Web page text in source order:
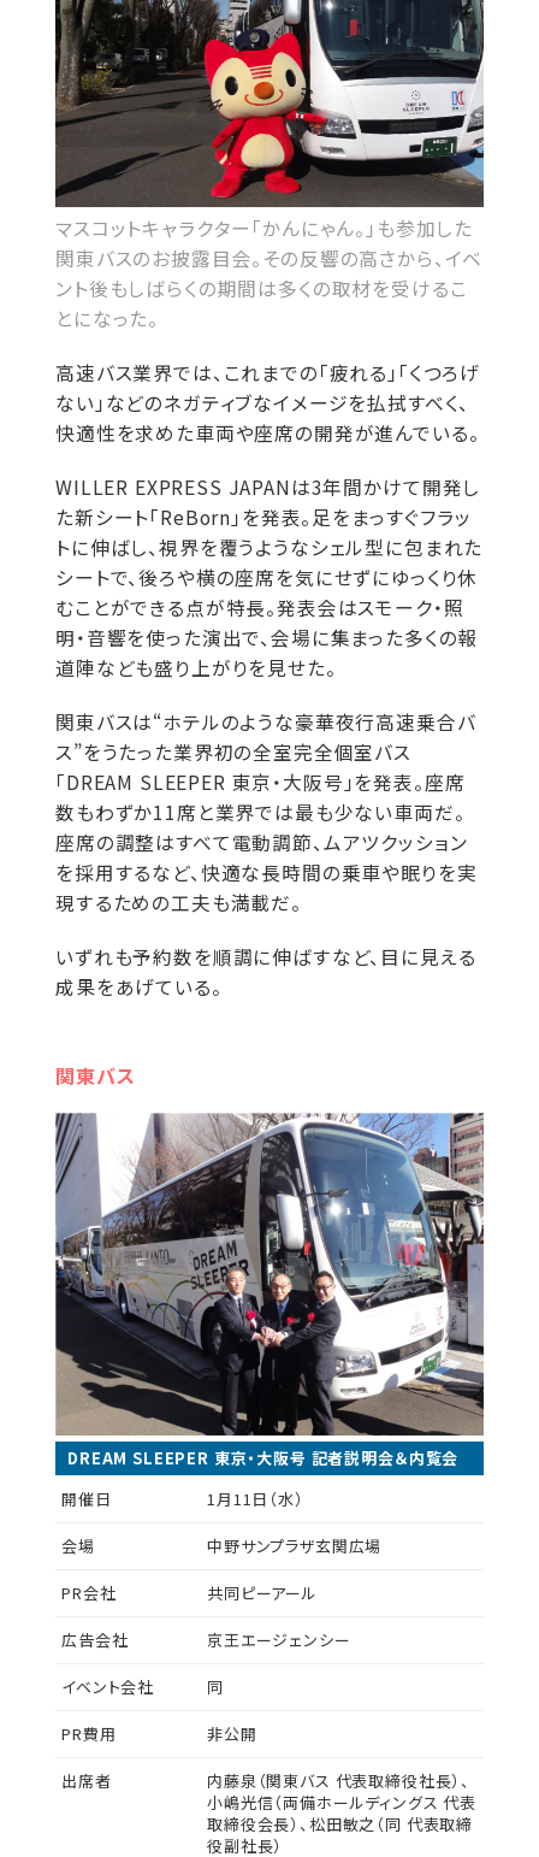
マスコットキャラクター「かんにゃん。」も参加した
関東バスのお披露目会。その反響の高さから、イベ
ント後もしばらくの期間は多くの取材を受けるこ
とになった。
高速バス業界では、これまでの「疲れる」「くつろげ
ない」などのネガティブなイメージを払拭すべく、
快適性を求めた車両や座席の開発が進んでいる。
WILLER EXPRESS JAPANは3年間かけて開発し
た新シート「ReBorn」を発表。足をまっすぐフラッ
トに伸ばし、視界を覆うようなシェル型に包まれた
シートで、後ろや横の座席を気にせずにゆっくり休
むことができる点が特長。発表会はスモーク・照
明・音響を使った演出で、会場に集まった多くの報
道陣なども盛り上がりを見せた。
関東バスは“ホテルのような豪華夜行高速乗合バ
ス”をうたった業界初の全室完全個室バス
「DREAM SLEEPER 東京・大阪号」を発表。座席
数もわずか11席と業界では最も少ない車両だ。
座席の調整はすべて電動調節、ムアツクッション
を採用するなど、快適な長時間の乗車や眠りを実
現するための工夫も満載だ。
いずれも予約数を順調に伸ばすなど、目に見える
成果をあげている。
関東バス
DREAM SLEEPER 東京・大阪号 記者説明会＆内覧会
開催日
1月11日（水）
会場 中野サンプラザ玄関広場
PR会社 共同ピーアール
広告会社 京王エージェンシー
イベント会社 同
PR費用 非公開
出席者
内藤泉（関東バス 代表取締役社長）、
小嶋光信（両備ホールディングス 代表
取締役会長）、松田敏之（同 代表取締
役副社長）